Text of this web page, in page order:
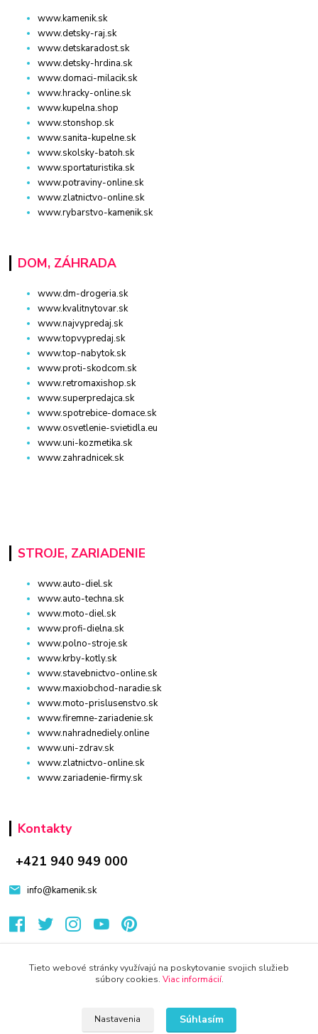
www.kamenik.sk
www.detsky-raj.sk
www.detskaradost.sk
www.detsky-hrdina.sk
www.domaci-milacik.sk
www.hracky-online.sk
www.kupelna.shop
www.stonshop.sk
www.sanita-kupelne.sk
www.skolsky-batoh.sk
www.sportaturistika.sk
www.potraviny-online.sk
www.zlatnictvo-online.sk
www.rybarstvo-kamenik.sk
DOM, ZÁHRADA
www.dm-drogeria.sk
www.kvalitnytovar.sk
www.najvypredaj.sk
www.topvypredaj.sk
www.top-nabytok.sk
www.proti-skodcom.sk
www.retromaxishop.sk
www.superpredajca.sk
www.spotrebice-domace.sk
www.osvetlenie-svietidla.eu
www.uni-kozmetika.sk
www.zahradnicek.sk
STROJE, ZARIADENIE
www.auto-diel.sk
www.auto-techna.sk
www.moto-diel.sk
www.profi-dielna.sk
www.polno-stroje.sk
www.krby-kotly.sk
www.stavebnictvo-online.sk
www.maxiobchod-naradie.sk
www.moto-prislusenstvo.sk
www.firemne-zariadenie.sk
www.nahradnediely.online
www.uni-zdrav.sk
www.zlatnictvo-online.sk
www.zariadenie-firmy.sk
Kontakty
+421 940 949 000
info@kamenik.sk
Eshop-rychlo.sk
Tieto webové stránky využívajú na poskytovanie svojich služieb
súbory cookies. Viac informácií.
Nastavenia Súhlasím